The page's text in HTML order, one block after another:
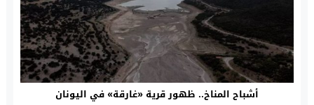
أشباح المناخ.. ظهور قرية «غارقة» في اليونان